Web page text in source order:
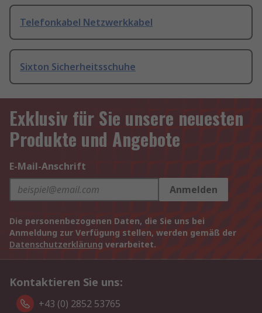
Telefonkabel Netzwerkkabel
Sixton Sicherheitsschuhe
Exklusiv für Sie unsere neuesten
Produkte und Angebote
E-Mail-Anschrift
Anmelden
Die personenbezogenen Daten, die Sie uns bei
Anmeldung zur Verfügung stellen, werden gemäß der
Datenschutzerklärung verarbeitet.
Kontaktieren Sie uns:
+43 (0) 2852 53765